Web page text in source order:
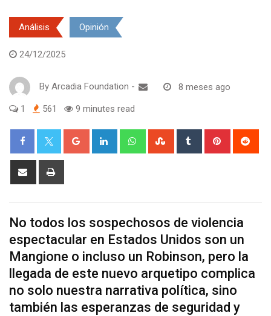
Análisis Opinión
24/12/2025
By Arcadia Foundation - 8 meses ago
1 561 9 minutes read
Google+ LinkedIn WhatsappStumbleUpon
Tumblr Pinterest
Share
No todos los sospechosos de violencia
espectacular en Estados Unidos son un
Mangione o incluso un Robinson, pero la
llegada de este nuevo arquetipo complica
no solo nuestra narrativa política, sino
también las esperanzas de seguridad y